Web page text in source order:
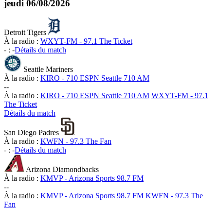
jeudi 06/08/2026
Detroit Tigers
À la radio : WXYT-FM - 97.1 The Ticket
- : -Détails du match
Seattle Mariners
À la radio : KIRO - 710 ESPN Seattle 710 AM
--
À la radio : KIRO - 710 ESPN Seattle 710 AM WXYT-FM - 97.1
The Ticket
Détails du match
San Diego Padres
À la radio : KWFN - 97.3 The Fan
- : -Détails du match
Arizona Diamondbacks
À la radio : KMVP - Arizona Sports 98.7 FM
--
À la radio : KMVP - Arizona Sports 98.7 FM KWFN - 97.3 The
Fan